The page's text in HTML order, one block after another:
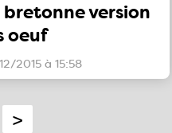
version
oeuf
2015 à 15:58
>